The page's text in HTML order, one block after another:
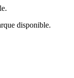
disponible.